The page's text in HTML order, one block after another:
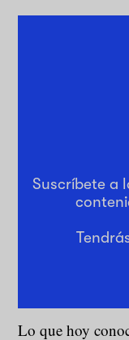
Suscríbete a
Lo que hoy